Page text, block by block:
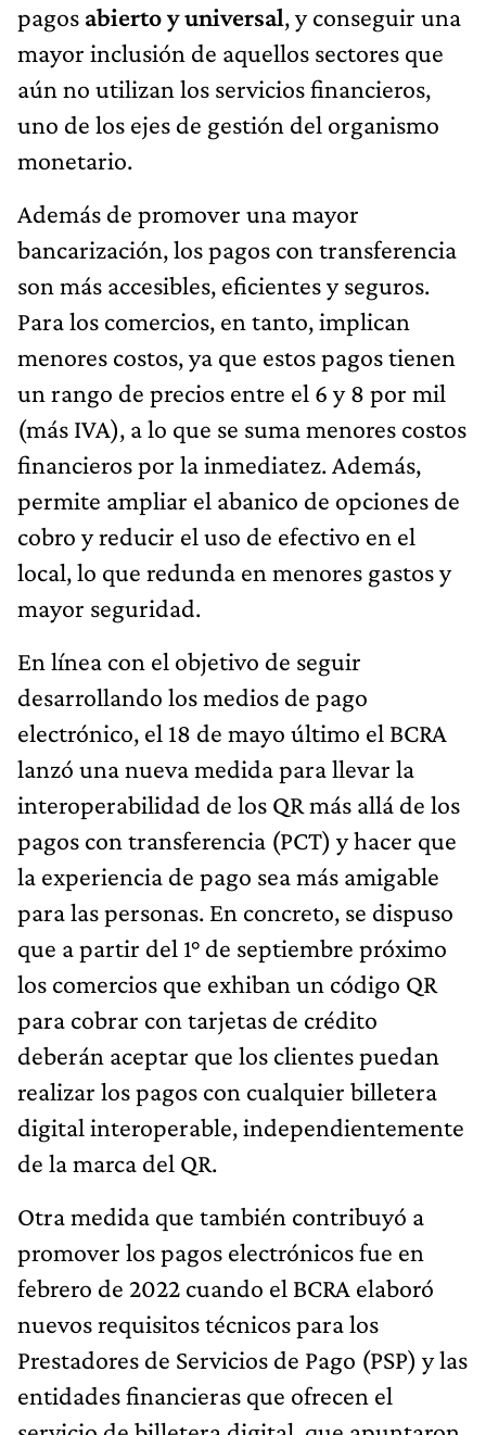
pagos abierto y universal, y conseguir una
mayor inclusión de aquellos sectores que
aún no utilizan los servicios financieros,
uno de los ejes de gestión del organismo
monetario.
Además de promover una mayor
bancarización, los pagos con transferencia
son más accesibles, eficientes y seguros.
Para los comercios, en tanto, implican
menores costos, ya que estos pagos tienen
un rango de precios entre el 6 y 8 por mil
(más IVA), a lo que se suma menores costos
financieros por la inmediatez. Además,
permite ampliar el abanico de opciones de
cobro y reducir el uso de efectivo en el
local, lo que redunda en menores gastos y
mayor seguridad.
En línea con el objetivo de seguir
desarrollando los medios de pago
electrónico, el 18 de mayo último el BCRA
lanzó una nueva medida para llevar la
interoperabilidad de los QR más allá de los
pagos con transferencia (PCT) y hacer que
la experiencia de pago sea más amigable
para las personas. En concreto, se dispuso
que a partir del 1° de septiembre próximo
los comercios que exhiban un código QR
para cobrar con tarjetas de crédito
deberán aceptar que los clientes puedan
realizar los pagos con cualquier billetera
digital interoperable, independientemente
de la marca del QR.
Otra medida que también contribuyó a
promover los pagos electrónicos fue en
febrero de 2022 cuando el BCRA elaboró
nuevos requisitos técnicos para los
Prestadores de Servicios de Pago (PSP) y las
entidades financieras que ofrecen el